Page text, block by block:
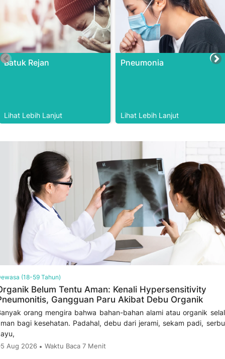
Batuk Rejan
Lihat Lebih Lanjut
Pneumonia
Lihat Lebih Lanjut
(18-59 Tahun)
Belum Tentu Aman: Kenali Hypersensitivity
Gangguan Paru Akibat Debu Organik
orang mengira bahwa bahan-bahan alami atau organik
bagi kesehatan. Padahal, debu dari jerami, sekam padi,
Aug 2026 Waktu Baca 7 Menit